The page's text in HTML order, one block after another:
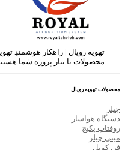
تهویه رویال | راهکار هوشمندِ
محصولات با نیاز پروژه شما
محصولات تهویه رویال
چیلر
دستگاه هواساز
روفتاپ پکیج
مینی چیلر
فن کویل